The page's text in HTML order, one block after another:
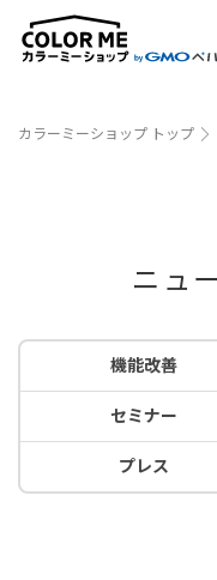
カラーミーショップ トップ
ニュ
機能改善
セミナー
プレス